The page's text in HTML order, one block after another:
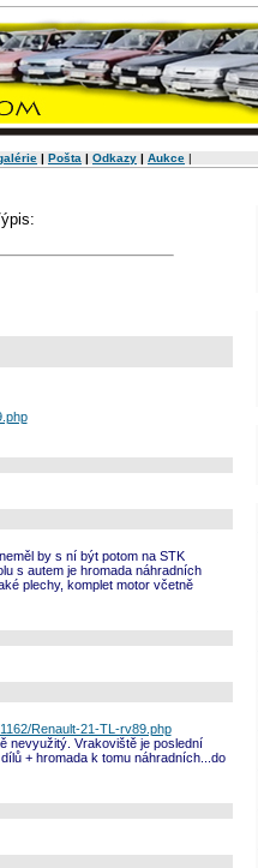
| Pošta | Odkazy | Aukce |
by s ní být potom na STK
s autem je hromada náhradních
plechy, komplet motor včetně
Renault-21-TL-rv89.php
nevyužitý. Vrakoviště je poslední
+ hromada k tomu náhradních...do